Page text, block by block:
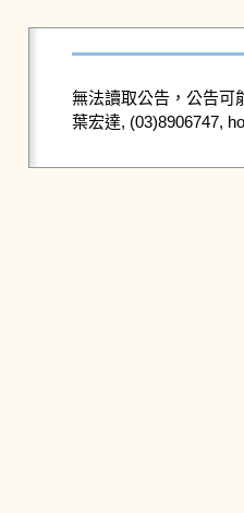
無法讀取公告，公告可
葉宏達, (03)8906747,